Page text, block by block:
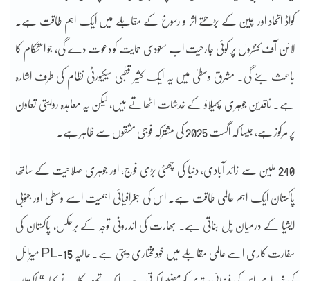
کواڈ اتحاد اور چین کے بڑھتے اثر و رسوخ کے مقابلے میں ایک اہم طاقت ہے۔
لائن آف کنٹرول پر کوئی جارحیت اب سعودی حمایت کو دعوت دے گی، جو استحکام کا
باعث بنے گی۔ مشرق وسطیٰ میں یہ ایک کثیر قطبی سیکیورٹی نظام کی طرف اشارہ
ہے۔ ناقدین جوہری پھیلاؤ کے خدشات اٹھاتے ہیں، لیکن یہ معاہدہ روایتی تعاون
پر مرکوز ہے، جیسا کہ اگست 2025 کی مشترکہ فوجی مشقوں سے ظاہر ہے۔
240 ملین سے زائد آبادی، دنیا کی چھٹی بڑی فوج، اور جوہری صلاحیت کے ساتھ،
پاکستان ایک اہم عالمی طاقت ہے۔ اس کی جغرافیائی اہمیت اسے وسطی اور جنوبی
ایشیا کے درمیان پل بناتی ہے۔ بھارت کی اندرونی توجہ کے برعکس، پاکستان کی
سفارت کاری اسے عالمی مقابلے میں خودمختاری دیتی ہے۔ حالیہ PL-15 میزائل